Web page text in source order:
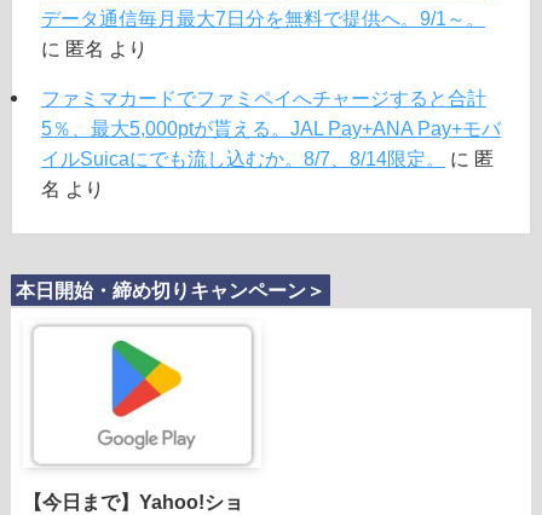
データ通信毎月最大7日分を無料で提供へ。9/1～。
に 匿名 より
ファミマカードでファミペイへチャージすると合計
5％、最大5,000ptが貰える。JAL Pay+ANA Pay+モバ
イルSuicaにでも流し込むか。8/7、8/14限定。
に 匿
名 より
本日開始・締め切りキャンペーン＞
【今日まで】Yahoo!ショ